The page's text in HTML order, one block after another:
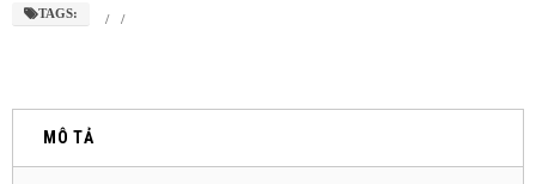
TAGS: / /
MÔ TẢ